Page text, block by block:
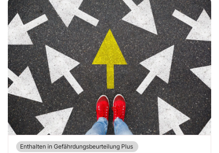
Enthalten in Gefährdungsbeurteilung Plus